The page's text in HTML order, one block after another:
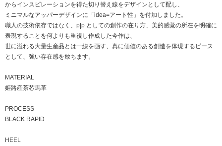
からインスピレーションを得た切り替え線をデザインとして配し、
ミニマルなアッパーデザインに「idea=アート性」を付加しました。
職⼈の技術依存ではなく、p|p としての創作の在り⽅、美的感覚の所在を明確に
表現することを何よりも重視し作成した今作は、
世に溢れる⼤量⽣産品とは⼀線を画す、真に価値のある創造を体現するピース
として、強い存在感を放ちます。
MATERIAL
姫路産茶芯馬革
PROCESS
BLACK RAPID
HEEL